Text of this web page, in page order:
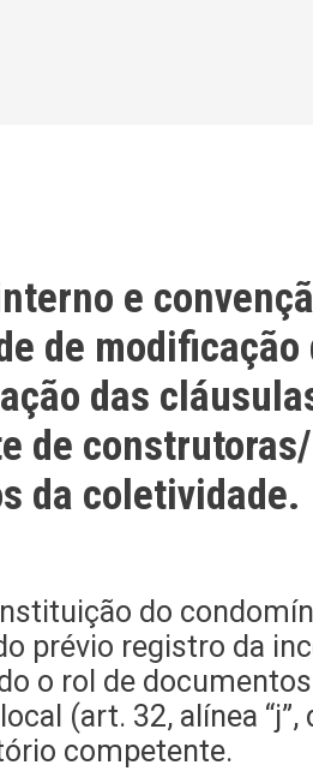
e
de
das
de
da coletividade.
do
prévio registro da
o rol de
(art. 32, alínea
competente.